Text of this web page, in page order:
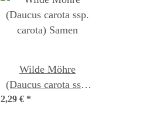
Wilde Möhre
(Daucus carota ssp.
carota) Samen
2,29 € *